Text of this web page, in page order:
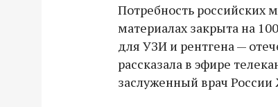
Потребность российских
материалах закрыта на
для УЗИ и рентгена —
рассказала в эфире
заслуженный врач